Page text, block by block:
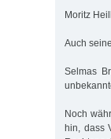
Moritz
Auch
Selmas
Noch
hin, dass